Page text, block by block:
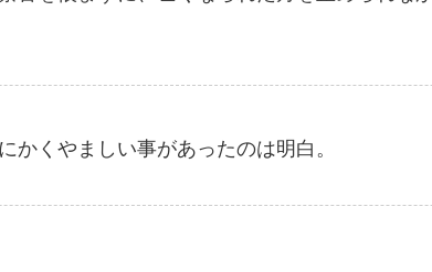
かくやましい事があったのは明白。